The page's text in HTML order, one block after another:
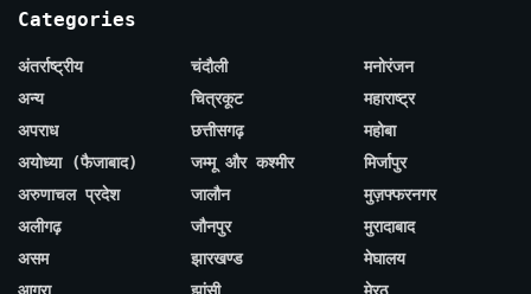
Categories
अंतर्राष्ट्रीय
अन्य
अपराध
अयोध्या (फैजाबाद)
अरुणाचल प्रदेश
अलीगढ़
असम
आगरा
चंदौली
चित्रकूट
छत्तीसगढ़
जम्मू और कश्मीर
जालौन
जौनपुर
झारखण्ड
झांसी
मनोरंजन
महाराष्ट्र
महोबा
मिर्जापुर
मुज़फ्फरनगर
मुरादाबाद
मेघालय
मेरठ